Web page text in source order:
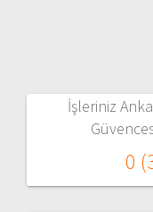
İşleriniz
0